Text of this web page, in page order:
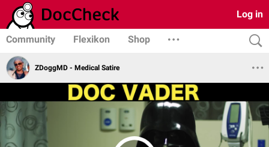
Log in
Community Flexikon Shop
ZDoggMD - Medical Satire